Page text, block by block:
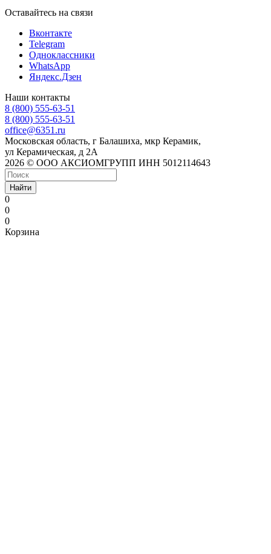
Оставайтесь на связи
Вконтакте
Telegram
Одноклассники
WhatsApp
Яндекс.Дзен
Наши контакты
8 (800) 555-63-51
8 (800) 555-63-51
office@6351.ru
Московская область, г Балашиха, мкр Керамик,
ул Керамическая, д 2А
2026 © ООО АКСИОМГРУПП ИНН 5012114643
Найти
0
0
0
Корзина